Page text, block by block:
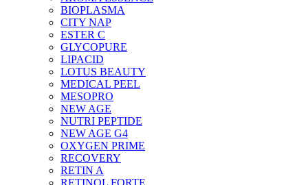
BIOPLASMA
CITY NAP
ESTER C
GLYCOPURE
LIPACID
LOTUS BEAUTY
MEDICAL PEEL
MESOPRO
NEW AGE
NUTRI PEPTIDE
NEW AGE G4
OXYGEN PRIME
RECOVERY
RETIN A
RETINOL FORTE